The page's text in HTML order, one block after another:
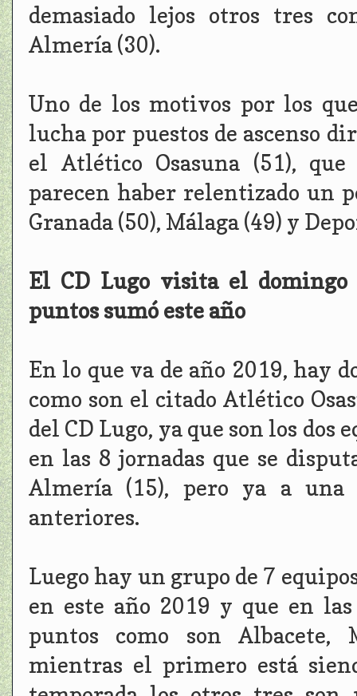
demasiado lejos otros tres
Almería (30).
Uno de los motivos por los
lucha por puestos de ascenso
el Atlético Osasuna (51),
parecen haber relentizado un
Granada (50), Málaga (49) y
El CD Lugo visita el domingo
puntos sumó este año
En lo que va de año 2019, hay
como son el citado Atlético
del CD Lugo, ya que son los dos
en las 8 jornadas que se
Almería (15), pero ya a una
anteriores.
Luego hay un grupo de 7
en este año 2019 y que en
puntos como son Albacete,
mientras el primero está